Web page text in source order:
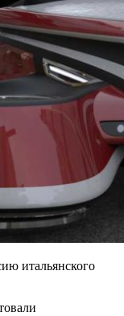
итальянского